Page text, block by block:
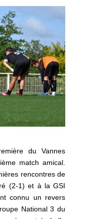
du Vannes
match amical.
rencontres de
(2-1) et à la GSI
connu un revers
National 3 du